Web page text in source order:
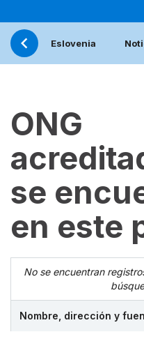
Eslovenia
ONG
se
en este
No se encuentran
Nombre, dirección y